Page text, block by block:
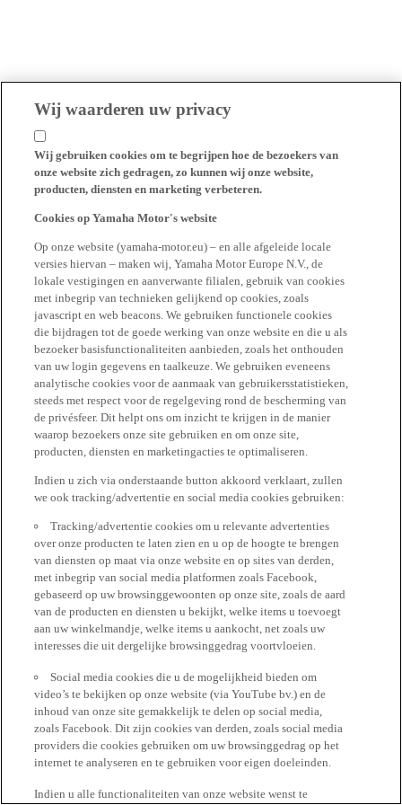
Wij waarderen uw privacy
Wij gebruiken cookies om te begrijpen hoe de bezoekers van
onze website zich gedragen, zo kunnen wij onze website,
producten, diensten en marketing verbeteren.
Cookies op Yamaha Motor's website
Op onze website (yamaha-motor.eu) – en alle afgeleide locale
versies hiervan – maken wij, Yamaha Motor Europe N.V., de
lokale vestigingen en aanverwante filialen, gebruik van cookies
met inbegrip van technieken gelijkend op cookies, zoals
javascript en web beacons. We gebruiken functionele cookies
die bijdragen tot de goede werking van onze website en die u als
bezoeker basisfunctionaliteiten aanbieden, zoals het onthouden
van uw login gegevens en taalkeuze. We gebruiken eveneens
analytische cookies voor de aanmaak van gebruikersstatistieken,
steeds met respect voor de regelgeving rond de bescherming van
de privésfeer. Dit helpt ons om inzicht te krijgen in de manier
waarop bezoekers onze site gebruiken en om onze site,
producten, diensten en marketingacties te optimaliseren.
Indien u zich via onderstaande button akkoord verklaart, zullen
we ook tracking/advertentie en social media cookies gebruiken:
Tracking/advertentie cookies om u relevante advertenties
over onze producten te laten zien en u op de hoogte te brengen
van diensten op maat via onze website en op sites van derden,
met inbegrip van social media platformen zoals Facebook,
gebaseerd op uw browsinggewoonten op onze site, zoals de aard
van de producten en diensten u bekijkt, welke items u toevoegt
aan uw winkelmandje, welke items u aankocht, net zoals uw
interesses die uit dergelijke browsinggedrag voortvloeien.
Social media cookies die u de mogelijkheid bieden om
video’s te bekijken op onze website (via YouTube bv.) en de
inhoud van onze site gemakkelijk te delen op social media,
zoals Facebook. Dit zijn cookies van derden, zoals social media
providers die cookies gebruiken om uw browsinggedrag op het
internet te analyseren en te gebruiken voor eigen doeleinden.
Indien u alle functionaliteiten van onze website wenst te